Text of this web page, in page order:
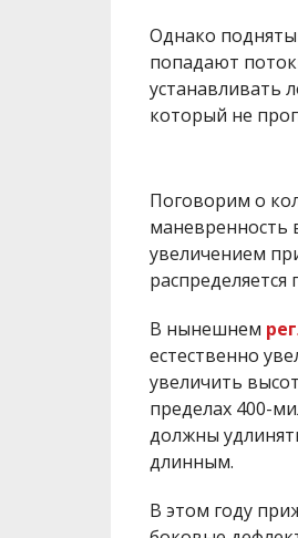
Однако
попадают
устанавливать
который не
Поговорим о
маневренность
увеличением
распределяется
В нынешнем
естественно
увеличить
пределах 400-
должны
длинным.
В этом году